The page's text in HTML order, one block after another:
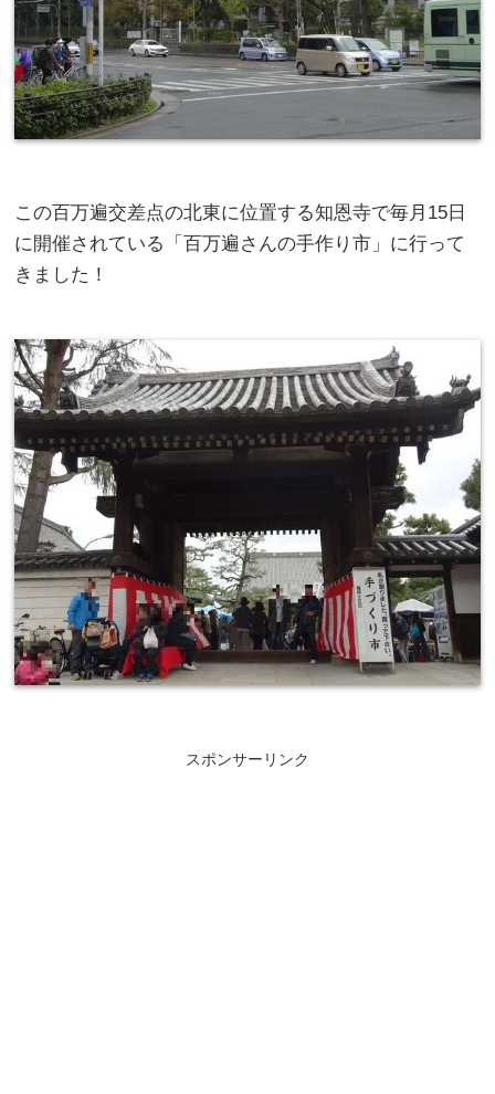
この百万遍交差点の北東に位置する知恩寺で毎月15日
に開催されている「百万遍さんの手作り市」に行って
きました！
スポンサーリンク